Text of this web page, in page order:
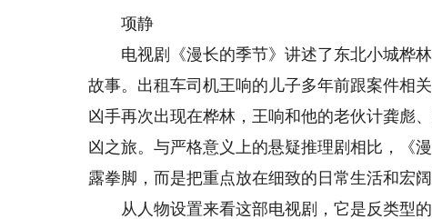
项静
电视剧《漫长的季节》讲述了东北小城桦林
故事。出租车司机王响的儿子多年前跟案件相
凶手再次出现在桦林，王响和他的老伙计龚彪
凶之旅。与严格意义上的悬疑推理剧相比，《
露拳脚，而是把重点放在细致的日常生活和宏
从人物设置来看这部电视剧，它是反类型的